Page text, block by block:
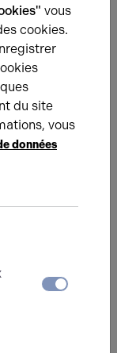
vous
cookies.
du site
vous
données